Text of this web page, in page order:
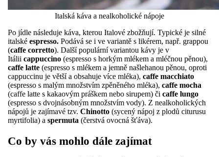
Italská káva a nealkoholické nápoje
Po jídle následuje káva, kterou Italové zbožňují. Typické je silné
italské espresso. Podává se i ve variantě s likérem, např. grappou
(caffe corretto). Další populární variantou kávy je v
Itálii cappuccino (espresso s horkým mlékem a mléčnou pěnou),
caffe latte (espresso s mlékem a jemně našlehanou pěnou, oproti
cappuccinu je větší a obsahuje více mléka), caffe macchiato
(espresso s malým množstvím zpěněného mléka), caffe mocha
(caffe latte s kakaovým práškem nebo sirupem) či caffe lungo
(espresso s dvojnásobným množstvím vody). Z nealkoholických
nápojů je zajímavé tzv. Chinotto (sycený nápoj z plodů citurusu
myrtifolia) a spermuta (čerstvá ovocná šťáva).
Co by vás mohlo dále zajímat